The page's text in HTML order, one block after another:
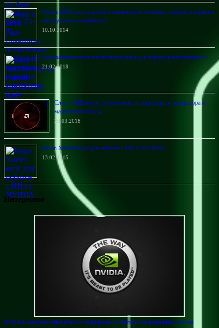
Asus в 2018 году планирует значительно увеличить поставки игровых
ноутбуков из-за майнеров
10.10.2014
Sony запатентовала новый контроллер для виртуальной реальности
21.02.2018
Слух: AMD выпустит комплект из видеокарты, процессора и
материнской платы
26.03.2018
Jetson Xavier: мозг для роботов с ИИ от NVIDIA
13.02.2015
Интересное
NVIDIA намерена отказаться от поддержки 32-битных операционных систем